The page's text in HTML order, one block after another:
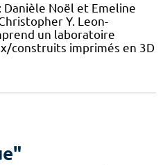
Noël et Emeline
Y. Leon-
un laboratoire
construits imprimés en 3D